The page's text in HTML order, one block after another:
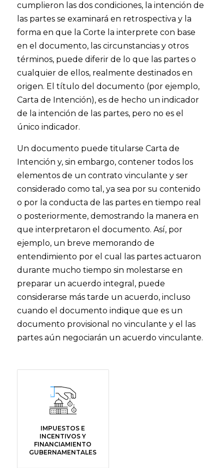
cumplieron las dos condiciones, la intención de
las partes se examinará en retrospectiva y la
forma en que la Corte la interprete con base
en el documento, las circunstancias y otros
términos, puede diferir de lo que las partes o
cualquier de ellos, realmente destinados en
origen. El título del documento (por ejemplo,
Carta de Intención), es de hecho un indicador
de la intención de las partes, pero no es el
único indicador.
Un documento puede titularse Carta de
Intención y, sin embargo, contener todos los
elementos de un contrato vinculante y ser
considerado como tal, ya sea por su contenido
o por la conducta de las partes en tiempo real
o posteriormente, demostrando la manera en
que interpretaron el documento. Así, por
ejemplo, un breve memorando de
entendimiento por el cual las partes actuaron
durante mucho tiempo sin molestarse en
preparar un acuerdo integral, puede
considerarse más tarde un acuerdo, incluso
cuando el documento indique que es un
documento provisional no vinculante y el las
partes aún negociarán un acuerdo vinculante.
IMPUESTOS E
INCENTIVOS Y
FINANCIAMIENTO
GUBERNAMENTALES